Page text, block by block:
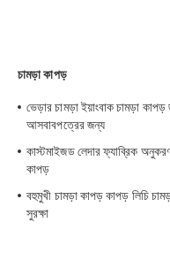
চামড়া কাপড়
ভেড়ার চামড়া ইয়াংবাক চামড়া
আসবাবপত্রের জন্য
কাস্টমাইজড লেদার ফ্যাব্রিক
কাপড়
বহুমুখী চামড়া কাপড় কাপড় লিচি
সুরক্ষা